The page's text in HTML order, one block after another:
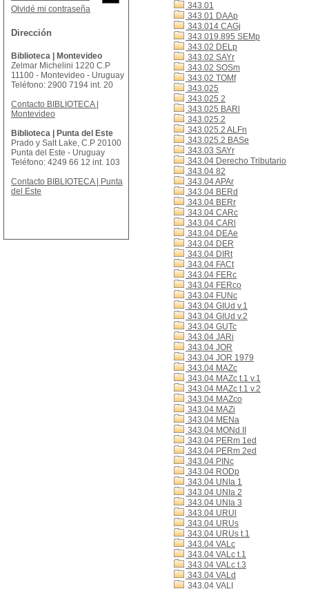
343.01
343.01 DAAp
343.014 CAGj
343.019.895 SEMp
343.02 DELp
343.02 SAYr
343.02 SOSm
343.02 TOMf
343.025
343.025 2
343.025 BARl
343.025.2
343.025.2 ALFn
343.025.2 BASe
343.03 SAYr
343.04 Derecho Tributario
343.04 82
343.04 APAr
343.04 BERd
343.04 BERr
343.04 CARc
343.04 CARl
343.04 DEAe
343.04 DER
343.04 DIRt
343.04 FACt
343.04 FERc
343.04 FERco
343.04 FUNc
343.04 GIUd v.1
343.04 GIUd v.2
343.04 GUTc
343.04 JARi
343.04 JOR
343.04 JOR 1979
343.04 MAZc
343.04 MAZc t.1 v.1
343.04 MAZc t.1 v.2
343.04 MAZco
343.04 MAZi
343.04 MENa
343.04 MONd II
343.04 PERm 1ed
343.04 PERm 2ed
343.04 PINc
343.04 RODp
343.04 UNIa 1
343.04 UNIa 2
343.04 UNIa 3
343.04 URUl
343.04 URUs
343.04 URUs t.1
343.04 VALc
343.04 VALc t.1
343.04 VALc t.3
343.04 VALd
343.04 VALI
Olvidé mi contraseña
Dirección
Biblioteca | Montevideo
Zelmar Michelini 1220 C.P
11100 - Montevideo - Uruguay
Teléfono: 2900 7194 int. 20
Contacto BIBLIOTECA |
Montevideo
Biblioteca | Punta del Este
Prado y Salt Lake, C.P 20100
Punta del Este - Uruguay
Teléfono: 4249 66 12 int. 103
Contacto BIBLIOTECA | Punta
del Este